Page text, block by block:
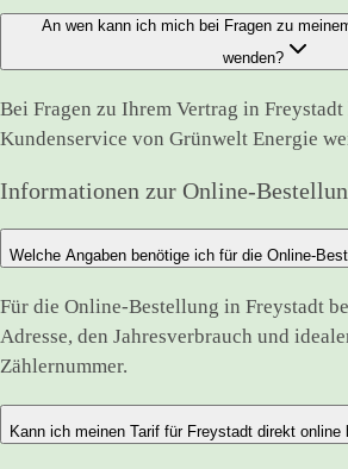
An wen kann ich mich bei Fragen zu
wenden?
Bei Fragen zu Ihrem Vertrag in
Kundenservice von Grünwelt Energie
Informationen zur Online-
Welche Angaben benötige ich für die Online-
Für die Online-Bestellung in Freystadt
Adresse, den Jahresverbrauch und
Zählernummer.
Kann ich meinen Tarif für Freystadt direkt online